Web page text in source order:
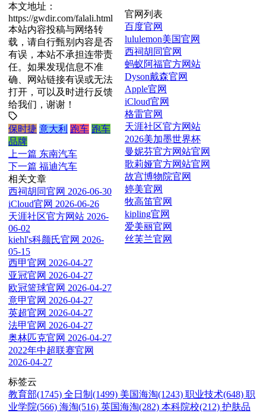
本文地址：
https://gwdir.com/falali.html
本站内容投稿与网络转
载，请自行甄别内容是否
有误，本站不承担连带责
任。如果发现信息不准
确、网站链接有误或无法
打开，可以及时进行反馈
给我们，谢谢！
保时捷 意大利 跑车 跑车
品牌
上一篇 东南汽车
下一篇 福迪汽车
相关文章
西祠胡同官网 2026-06-30
iCloud官网 2026-06-26
天涯社区官方网站 2026-
06-02
kiehl's科颜氏官网 2026-
05-15
西甲官网 2026-04-27
亚冠官网 2026-04-27
欧冠篮球官网 2026-04-27
意甲官网 2026-04-27
英超官网 2026-04-27
法甲官网 2026-04-27
奥林匹克官网 2026-04-27
2022年中超联赛官网
2026-04-27
官网列表
百度官网
lululemon美国官网
西祠胡同官网
蚂蚁阿福官方网站
Dyson戴森官网
Apple官网
iCloud官网
格雷官网
天涯社区官方网站
2026美加墨世界杯
曼妮芬官方网站官网
歌莉娅官方网站官网
故宫博物院官网
婷美官网
牧高笛官网
kipling官网
爱美丽官网
丝芙兰官网
标签云
教育部(1745) 全日制(1499) 美国海淘(1243) 职业技术(648) 职
业学院(566) 海淘(516) 英国海淘(282) 本科院校(212) 护肤品